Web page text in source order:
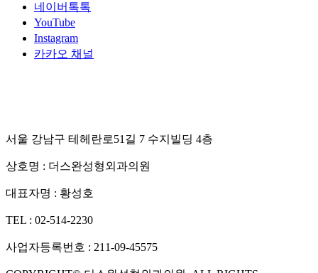
네이버톡톡
YouTube
Instagram
카카오 채널
서울 강남구 테헤란로51길 7 수지빌딩 4층
상호명 : 더스완성형외과의원
대표자명 : 황성호
TEL : 02-514-2230
사업자등록번호 : 211-09-45575